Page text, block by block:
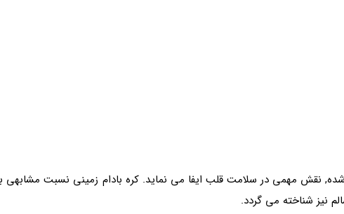
نقش مهمی در سلامت قلب ایفا می نماید. کره بادام زمینی نسبت مشابهی
نیز شناخته می گردد.